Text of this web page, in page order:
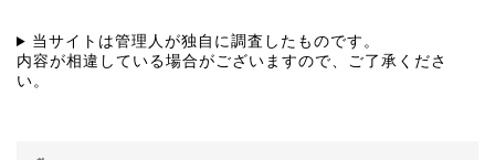
当サイトは管理人が独自に調査したものです。
内容が相違している場合がございますので、ご了承くださ
い。